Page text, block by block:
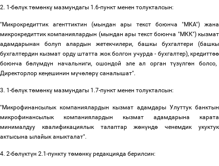
2. 1-бөлүк төмөнкү мазмундагы 1.6-пункт менен толукталсын:
"Микрокредиттик агенттиктин (мындан ары текст боюнча "МКА") жана
микрокредиттик компаниялардын (мындан ары текст боюнча "МКК") кызмат
адамдарынан болуп алардын жетекчилери, башкы бухгалтери (башкы
бухгалтердин кызмат орду штатта жок болгон учурда - бухгалтер), кредиттөө
боюнча бөлүмдүн начальниги, ошондой эле ал орган түзүлгөн болсо,
Директорлор кеңешинин мүчөлөрү саналышат".
3. 1-бөлүк төмөнкү мазмундагы 1.7-пункт менен толукталсын:
"Микрофинансылык компаниялардын кызмат адамдары Улуттук банктын
микрофинансылык компаниялардын кызмат адамдарына карата
минималдуу квалификациялык талаптар жөнүндө ченемдик укуктук
актысына ылайык аныкталат".
4. 2-бөлүктүн 2.1-пункту төмөнкү редакцияда берилсин: